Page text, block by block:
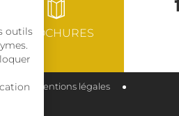
BROCHURES
Mentions légales
outils